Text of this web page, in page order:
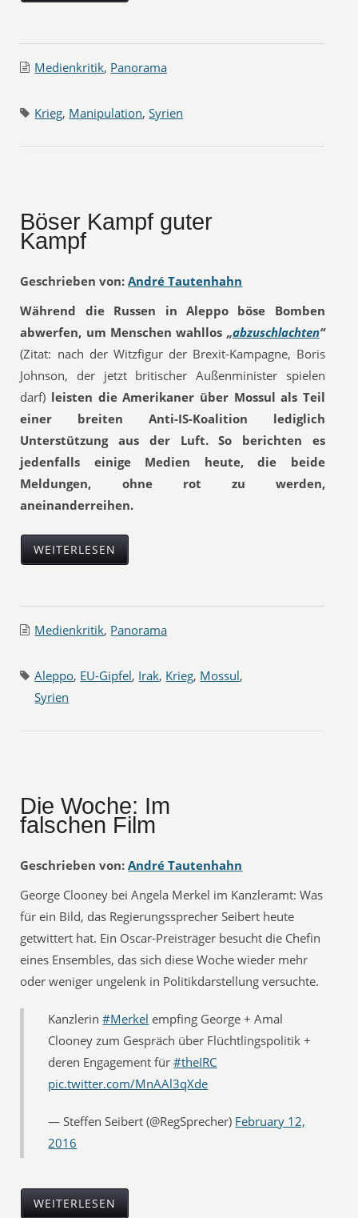
Medienkritik, Panorama
Krieg, Manipulation,Syrien
Böser Kampf guter
Kampf
Geschrieben von: André Tautenhahn
Während die Russen in Aleppo böse Bomben
abwerfen, um Menschen wahllos „abzuschlachten“
(Zitat: nach der Witzfigur der Brexit-Kampagne, Boris
Johnson, der jetzt britischer Außenminister spielen
darf) leisten die Amerikaner über Mossul als Teil
einer breiten Anti-IS-Koalition lediglich
Unterstützung aus der Luft. So berichten es
jedenfalls einige Medien heute, die beide
Meldungen, ohne rot zu werden,
aneinanderreihen.
WEITERLESEN
Medienkritik, Panorama
Aleppo, EU-Gipfel, Irak, Krieg, Mossul,
Syrien
Die Woche: Im
falschen Film
Geschrieben von: André Tautenhahn
George Clooney bei Angela Merkel im Kanzleramt: Was
für ein Bild, das Regierungssprecher Seibert heute
getwittert hat. Ein Oscar-Preisträger besucht die Chefin
eines Ensembles, das sich diese Woche wieder mehr
oder weniger ungelenk in Politikdarstellung versuchte.
Kanzlerin#Merkel empfing George + Amal
Clooney zum Gespräch über Flüchtlingspolitik +
deren Engagement für#theIRC
pic.twitter.com/MnAAl3qXde
— Steffen Seibert (@RegSprecher) February 12,
2016
WEITERLESEN